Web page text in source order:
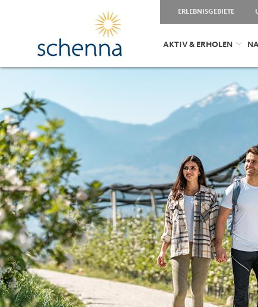
ERLEBNISGEBIETE
AKTIV & ERHOLEN